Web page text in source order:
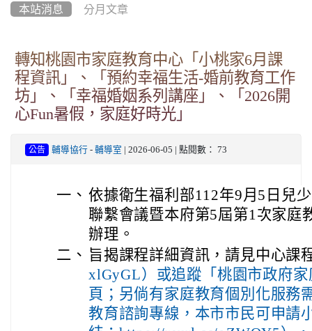
本站消息 分月文章
轉知桃園市家庭教育中心「小桃家6月課
程資訊」、「預約幸福生活-婚前教育工作
坊」、「幸福婚姻系列講座」、「2026開
心Fun暑假，家庭好時光」
公告 輔導協行- 輔導室 | 2026-06-05 | 點閱數： 73
一、 依據衛生福利部112年9月5日兒
聯繫會議暨本府第5屆第1次家庭
辦理。
二、 旨揭課程詳細資訊，請見中心課
xlGyGL）或追蹤「桃園市政府
頁；另倘有家庭教育個別化服務
教育諮詢專線，本市市民可申請